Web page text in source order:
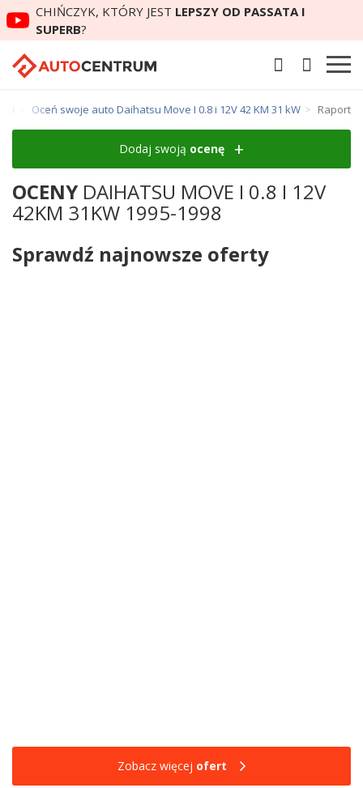
CHIŃCZYK, KTÓRY JEST LEPSZY OD PASSATA I
SUPERB?
Oceń swoje auto Daihatsu Move I 0.8 i 12V 42 KM 31 kW Raport
Dodaj swoją ocenę
OCENY DAIHATSU MOVE I 0.8 I 12V
42KM 31KW 1995-1998
Sprawdź najnowsze oferty
Zobacz więcej ofert